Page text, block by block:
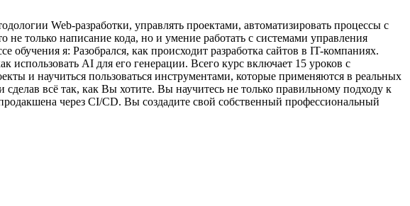
Web-разработки, управлять проектами, автоматизировать процессы с
только написание кода, но и умение работать с системами управления
я: Разобрался, как происходит разработка сайтов в IT-компаниях.
AI для его генерации. Всего курс включает 15 уроков с
и научиться пользоваться инструментами, которые применяются в реальных
всё так, как Вы хотите. Вы научитесь не только правильному подходу к
через CI/CD. Вы создадите свой собственный профессиональный